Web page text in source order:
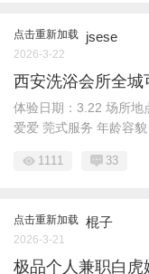
点击重新加载 jsese
2026-3-22
西安洗浴会所全城
体验日期：3.22 场所地
爱爱 莞式服务 年龄容貌
1111 33
点击重新加载 棍子
2026-3-21
极品个人兼职白虎